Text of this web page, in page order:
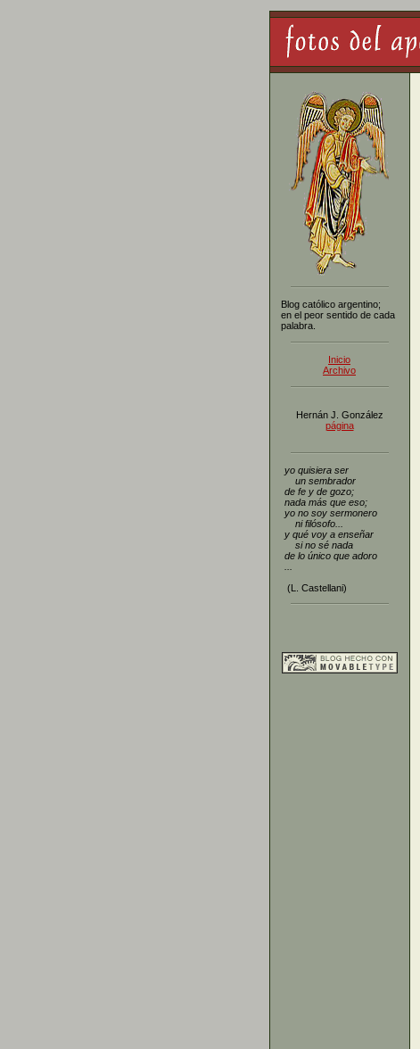
Blog católico argentino;
en el peor sentido de cada
palabra.
Inicio
Archivo
Hernán J. González
página
yo quisiera ser
un sembrador
de fe y de gozo;
nada más que eso;
yo no soy sermonero
ni filósofo...
y qué voy a enseñar
si no sé nada
de lo único que adoro
(L. Castellani)